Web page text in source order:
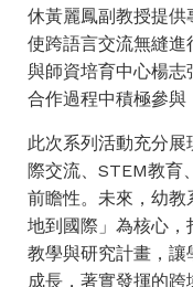
休黃麗鳳副教授提供
使跨語言交流無縫
與師資培育中心楊
合作過程中積極參與
此次系列活動充分
際交流、STEM教育
前瞻性。未來，幼
地到國際」為核心
教學與研究計畫，
成長，著實發揮的